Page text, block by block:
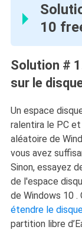
10
Solution #
sur le
Un espace
ralentira le PC
aléatoire de
vous avez
Sinon, essayez
de l'espace
de Windows 10 .
étendre le
partition libre